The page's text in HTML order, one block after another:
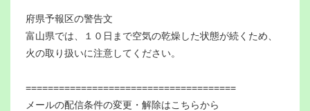
府県予報区の警告文
富山県では、１０日まで空気の乾燥した状態が続くため、
火の取り扱いに注意してください。
======================================
メールの配信条件の変更・解除はこちらから